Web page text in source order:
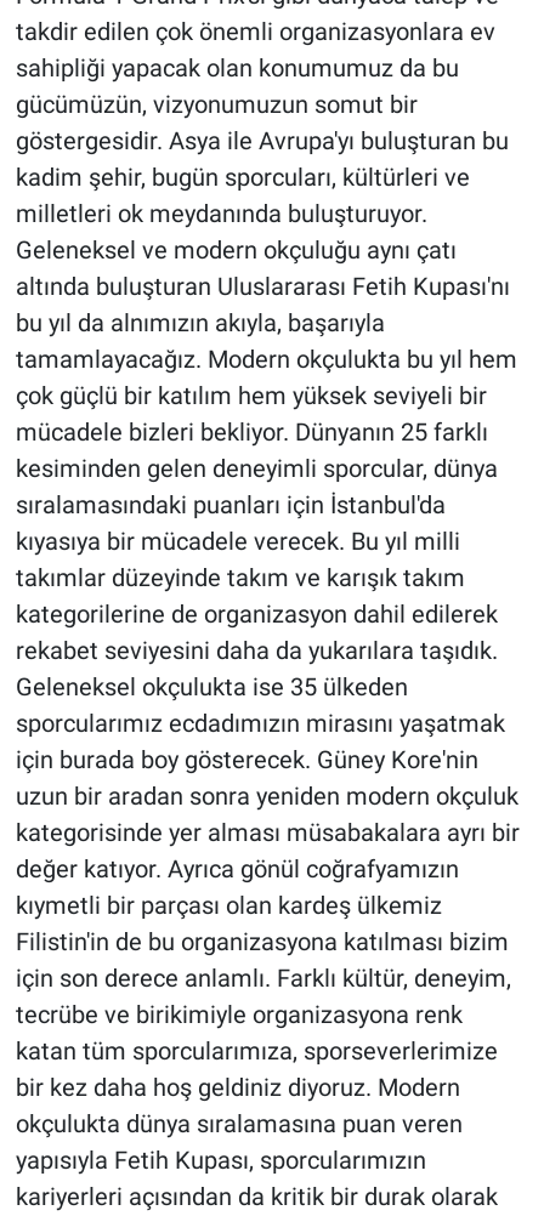
takdir edilen çok önemli organizasyonlara ev
sahipliği yapacak olan konumumuz da bu
gücümüzün, vizyonumuzun somut bir
göstergesidir. Asya ile Avrupa'yı buluşturan bu
kadim şehir, bugün sporcuları, kültürleri ve
milletleri ok meydanında buluşturuyor.
Geleneksel ve modern okçuluğu aynı çatı
altında buluşturan Uluslararası Fetih Kupası'nı
bu yıl da alnımızın akıyla, başarıyla
tamamlayacağız. Modern okçulukta bu yıl hem
çok güçlü bir katılım hem yüksek seviyeli bir
mücadele bizleri bekliyor. Dünyanın 25 farklı
kesiminden gelen deneyimli sporcular, dünya
sıralamasındaki puanları için İstanbul'da
kıyasıya bir mücadele verecek. Bu yıl milli
takımlar düzeyinde takım ve karışık takım
kategorilerine de organizasyon dahil edilerek
rekabet seviyesini daha da yukarılara taşıdık.
Geleneksel okçulukta ise 35 ülkeden
sporcularımız ecdadımızın mirasını yaşatmak
için burada boy gösterecek. Güney Kore'nin
uzun bir aradan sonra yeniden modern okçuluk
kategorisinde yer alması müsabakalara ayrı bir
değer katıyor. Ayrıca gönül coğrafyamızın
kıymetli bir parçası olan kardeş ülkemiz
Filistin'in de bu organizasyona katılması bizim
için son derece anlamlı. Farklı kültür, deneyim,
tecrübe ve birikimiyle organizasyona renk
katan tüm sporcularımıza, sporseverlerimize
bir kez daha hoş geldiniz diyoruz. Modern
okçulukta dünya sıralamasına puan veren
yapısıyla Fetih Kupası, sporcularımızın
kariyerleri açısından da kritik bir durak olarak